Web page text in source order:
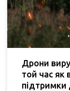
Дрони
той час як
підтримки